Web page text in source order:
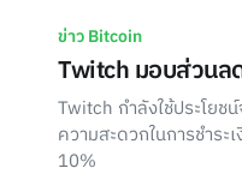
ข่าว Bitcoin
Twitch มอบส่วนล
Twitch กำลังใช้ประโย
ความสะดวกในการชำร
10%